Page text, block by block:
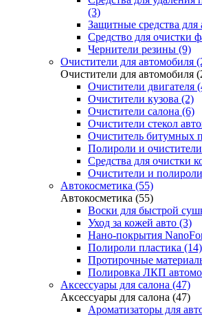
(3)
Защитные средства для
Средство для очистки
Чернители резины (9)
Очистители для автомобиля
Очистители для автомобиля
Очистители двигателя
Очистители кузова (2)
Очистители салона (6)
Очистители стекол
Очиститель битумных
Полироли и
Средства для очистки
Очистители и
Автокосметика (55)
Автокосметика (55)
Воски для быстрой
Уход за кожей авто (3)
Нано-покрытия
Полироли пластика (14)
Протирочные
Полировка ЛКП
Аксессуары для салона (47)
Аксессуары для салона (47)
Ароматизаторы для